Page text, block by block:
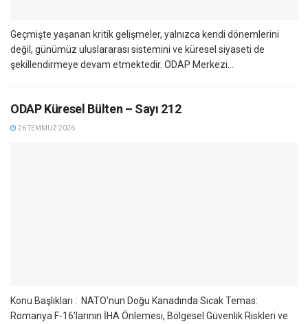
Geçmişte yaşanan kritik gelişmeler, yalnızca kendi dönemlerini
değil, günümüz uluslararası sistemini ve küresel siyaseti de
şekillendirmeye devam etmektedir. ODAP Merkezi...
ODAP Küresel Bülten – Sayı 212
26 TEMMUZ 2026
Konu Başlıkları : NATO’nun Doğu Kanadında Sıcak Temas:
Romanya F-16’larının İHA Önlemesi, Bölgesel Güvenlik Riskleri ve